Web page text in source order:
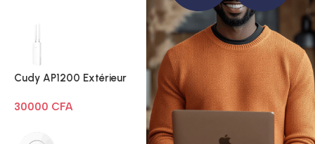
Cudy AP1200 Extérieur
30000 CFA